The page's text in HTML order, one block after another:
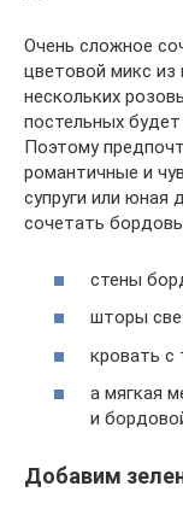
Очень сложное
цветовой микс
нескольких
постельных
Поэтому
романтичные и
супруги или юная
сочетать
стены
шторы
кровать
а мягкая
и
Добавим